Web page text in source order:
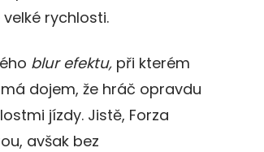
rychlosti.
blur efektu, při kterém
dojem, že hráč opravdu
jízdy. Jistě, Forza
avšak bez